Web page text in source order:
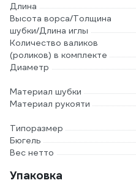
Длина
Высота ворса/Толщина
шубки/Длина иглы
Количество валиков
(роликов) в комплекте
Диаметр
Материал шубки
Материал рукояти
Типоразмер
Бюгель
Вес нетто
Упаковка